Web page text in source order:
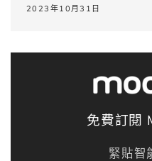
2023年10月31日
免費訂閱
緊貼智